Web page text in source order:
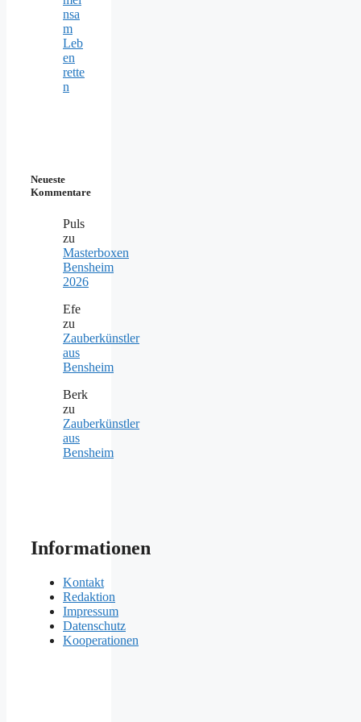
nsa
m
Leb
en
rette
n
Neueste
Kommentare
Puls
zu
Masterboxen
Bensheim
2026
Efe
zu
Zauberkünstler
aus
Bensheim
Berk
zu
Zauberkünstler
aus
Bensheim
Informationen
Kontakt
Redaktion
Impressum
Datenschutz
Kooperationen